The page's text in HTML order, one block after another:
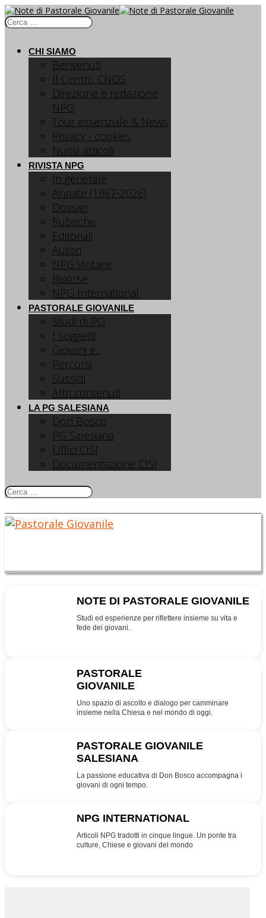
CHI SIAMO
Benvenuti
Il Centro CNOS
Direzione e redazione
NPG
Tour essenziale & News
Privacy - cookies
Nuovi articoli
RIVISTA NPG
In generale
Annate (1967-2026)
Dossier
Rubriche
Editoriali
Autori
NPG Vintage
Risorse
NPG International
PASTORALE GIOVANILE
Studi di PG
I soggetti
Giovani e...
Percorsi
Sussidi
Altri contenuti
LA PG SALESIANA
Don Bosco
PG Salesiana
Uffici CISI
Documentazione CISI
NOTE DI PASTORALE GIOVANILE
Studi ed esperienze per riflettere insieme su vita e
fede dei giovani.
PASTORALE
GIOVANILE
Uno spazio di ascolto e dialogo per camminare
insieme nella Chiesa e nel mondo di oggi.
PASTORALE GIOVANILE
SALESIANA
La passione educativa di Don Bosco accompagna i
giovani di ogni tempo.
NPG INTERNATIONAL
Articoli NPG tradotti in cinque lingue. Un ponte tra
culture, Chiese e giovani del mondo